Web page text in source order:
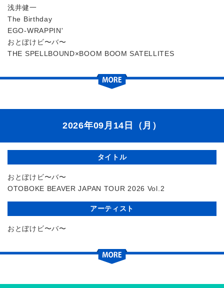
浅井健一
The Birthday
EGO-WRAPPIN'
おとぼけビ〜バ〜
THE SPELLBOUND×BOOM BOOM SATELLITES
2026年09月14日（月）
タイトル
おとぼけビ〜バ〜
OTOBOKE BEAVER JAPAN TOUR 2026 Vol.2
アーティスト
おとぼけビ〜バ〜